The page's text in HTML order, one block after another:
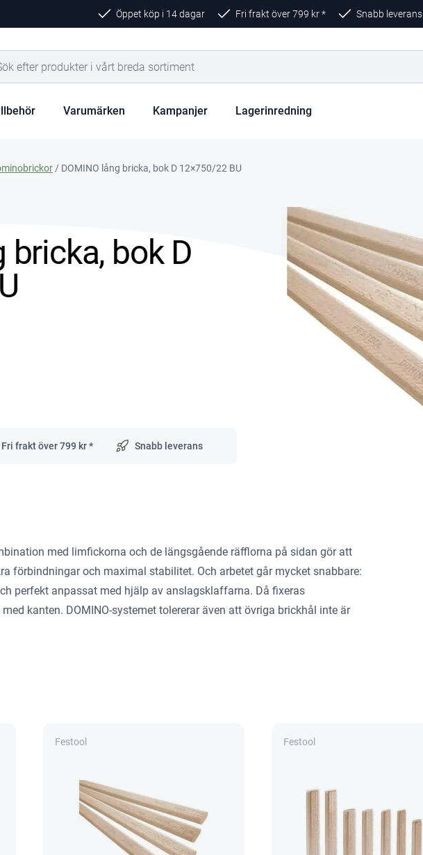
Öppet köp i 14 dagar Fri frakt över799 kr * Snabb leverans
Varumärken Kampanjer Lagerinredning
/ DOMINO lång bricka, bok D 12×750/22 BU
bricka, bok D
Fri frakt över799 kr * Snabb leverans
med limfickorna och de längsgående räfflorna på sidan gör att
förbindningar och maximal stabilitet. Och arbetet går mycket snabbare:
perfekt anpassat med hjälp av anslagsklaffarna. Då fixeras
kanten. DOMINO-systemet tolererar även att övriga brickhål inte är
Festool Festool